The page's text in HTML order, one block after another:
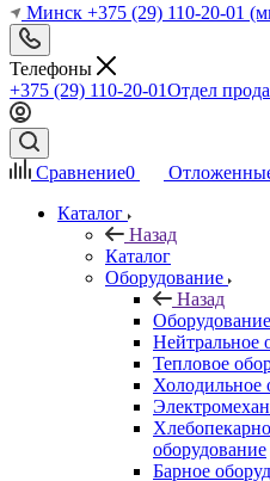
Минск +375 (29) 110-20-01
Телефоны
+375 (29) 110-20-01Отдел
Сравнение0
Каталог
Назад
Каталог
Оборудование
Назад
Оборудование
Нейтральное
Тепловое
Холодильное
оборудование
Барное